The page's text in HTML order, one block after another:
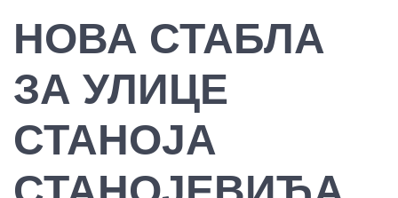
НОВА СТАБЛА
ЗА УЛИЦЕ
СТАНОЈА